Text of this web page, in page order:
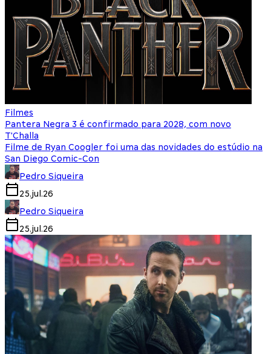
Filmes
Pantera Negra 3 é confirmado para 2028, com novo
T'Challa
Filme de Ryan Coogler foi uma das novidades do estúdio na
San Diego Comic-Con
Pedro Siqueira
25.jul.26
Pedro Siqueira
25.jul.26